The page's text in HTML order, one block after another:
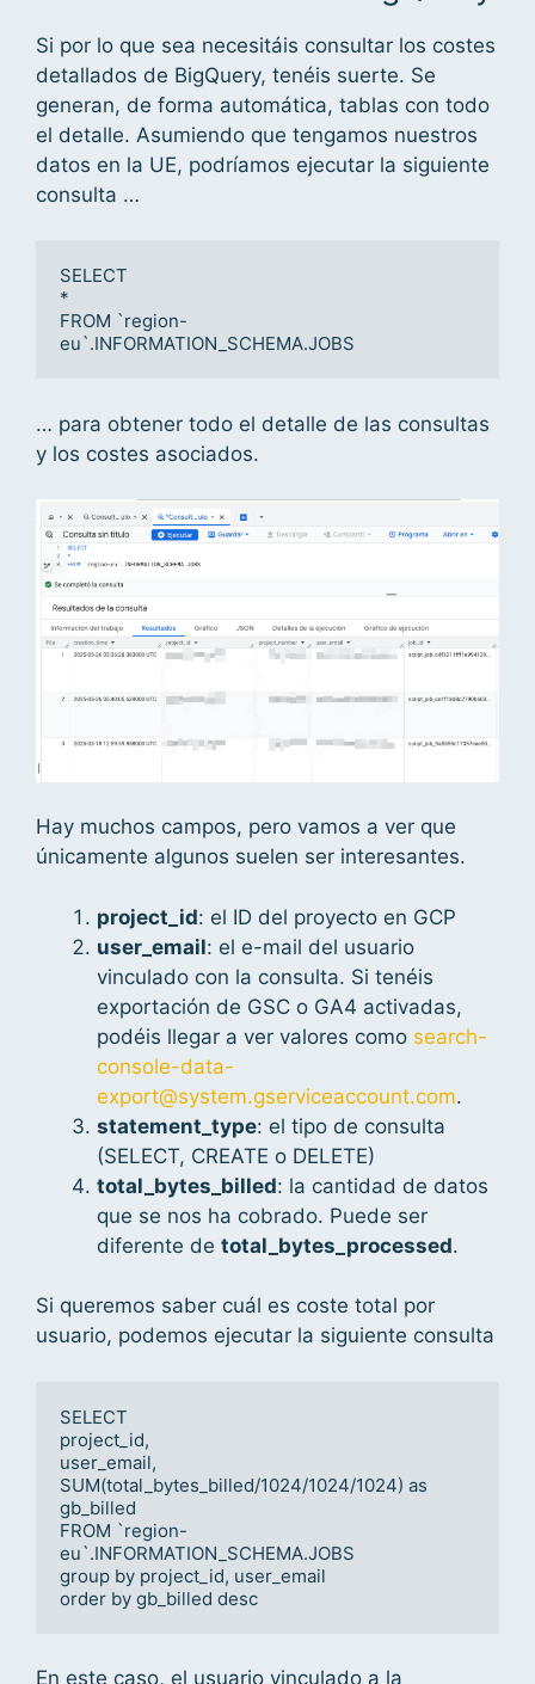
Si por lo que sea necesitáis consultar los costes
detallados de BigQuery, tenéis suerte. Se
generan, de forma automática, tablas con todo
el detalle. Asumiendo que tengamos nuestros
datos en la UE, podríamos ejecutar la siguiente
consulta …
SELECT
*
FROM `region-
eu`.INFORMATION_SCHEMA.JOBS
… para obtener todo el detalle de las consultas
y los costes asociados.
Hay muchos campos, pero vamos a ver que
únicamente algunos suelen ser interesantes.
project_id: el ID del proyecto en GCP
user_email: el e-mail del usuario
vinculado con la consulta. Si tenéis
exportación de GSC o GA4 activadas,
podéis llegar a ver valores como search-
console-data-
export@system.gserviceaccount.com.
statement_type: el tipo de consulta
(SELECT, CREATE o DELETE)
total_bytes_billed: la cantidad de datos
que se nos ha cobrado. Puede ser
diferente de total_bytes_processed.
Si queremos saber cuál es coste total por
usuario, podemos ejecutar la siguiente consulta
SELECT
project_id,
user_email,
SUM(total_bytes_billed/1024/1024/1024) as
gb_billed
FROM `region-
eu`.INFORMATION_SCHEMA.JOBS
group by project_id, user_email
order by gb_billed desc
En este caso, el usuario vinculado a la